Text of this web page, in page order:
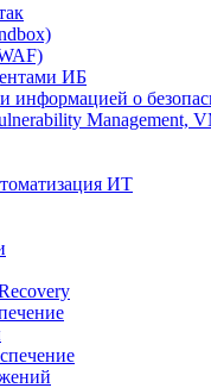
ИБ
информацией о
Management,
ИТ